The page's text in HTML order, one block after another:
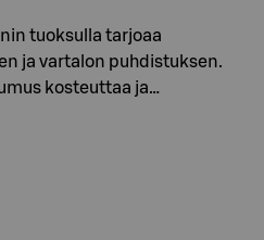
tuoksulla tarjoaa
ja vartalon puhdistuksen.
kosteuttaa ja…